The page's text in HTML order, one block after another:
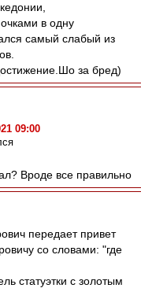
в одну
самый слабый из
за бред)
09:00
Вроде все правильно
передает привет
со словами: "где
статуэтки с золотым